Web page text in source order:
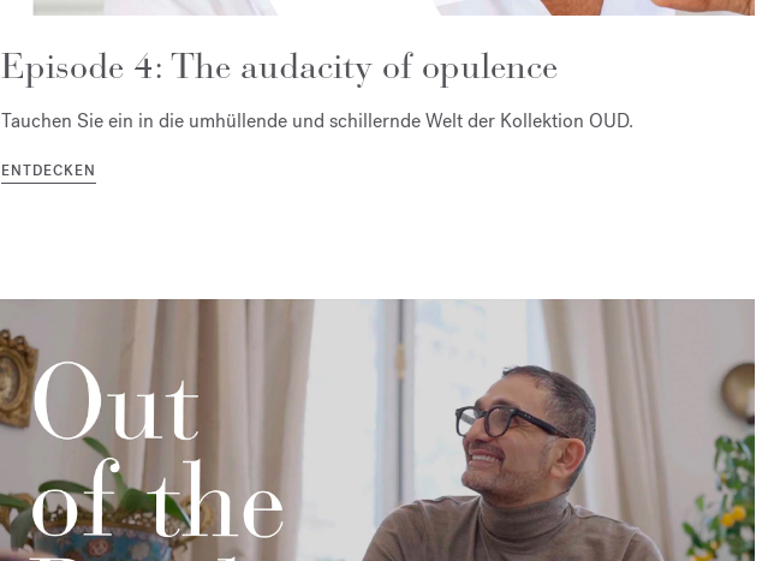
Episode 4: The audacity of opulence
Tauchen Sie ein in die umhüllende und schillernde Welt der Kollektion OUD.
ENTDECKEN